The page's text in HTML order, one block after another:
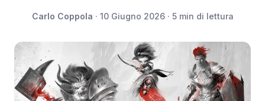
Carlo Coppola · 10 Giugno 2026 · 5 min di lettura